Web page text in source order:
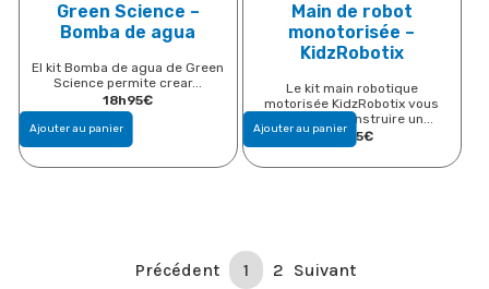
Green Science –
Bomba de agua
El kit Bomba de agua de Green
Science permite crear...
18h95€
Ajouter au panier
Main de robot
monotorisée –
KidzRobotix
Le kit main robotique
motorisée KidzRobotix vous
permet de construire un...
17,95€
Ajouter au panier
Précédent 1 2 Suivant